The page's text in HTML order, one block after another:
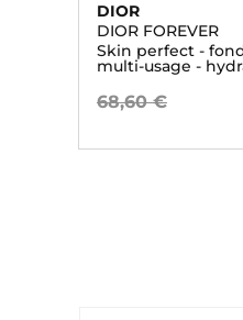
DIOR
DIOR FOREVER
Skin perfect -
multi-usage -
68,60 €